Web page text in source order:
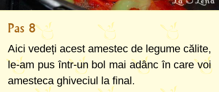
Pas 8
Aici vedeți acest amestec de legume călite,
le-am pus într-un bol mai adânc în care voi
amesteca ghiveciul la final.